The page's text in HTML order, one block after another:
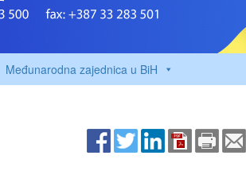
Međunarodna zajednica u BiH